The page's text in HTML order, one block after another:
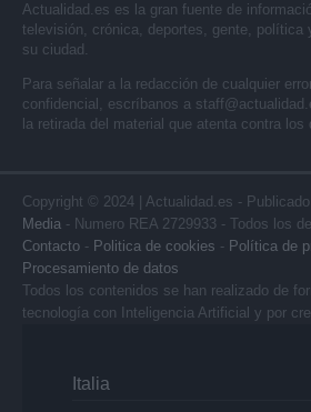
Actualidad.es es la gran fuente de
televisión, crónica, deportes, gente, política
su ciudad.
Para señalar a la redacción de cualquier
confidencial, escríbanos a
la retirada del material que atenta contra los
Copyright © 2024 | Actualidad.es -
Media - Numero REA 2729933 - Todos los
Contacto - Politica de cookies - Política de
Procesamiento de datos
Todos los contenidos se han realizado de
tecnología con Inteligencia Artificial y por
Italia